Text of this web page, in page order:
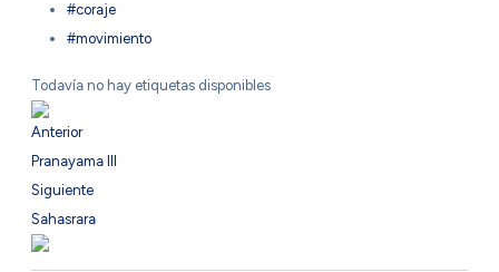
#coraje
#movimiento
Todavía no hay etiquetas disponibles
Anterior
Pranayama III
Siguiente
Sahasrara